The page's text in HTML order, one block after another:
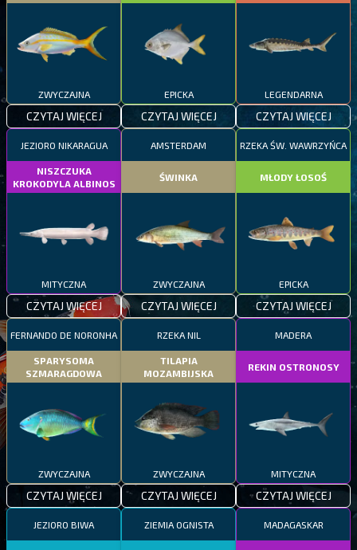
ZWYCZAJNA
CZYTAJ WIĘCEJ
EPICKA
CZYTAJ WIĘCEJ
LEGENDARNA
CZYTAJ WIĘCEJ
JEZIORO NIKARAGUA
NISZCZUKA
KROKODYLA ALBINOS
MITYCZNA
CZYTAJ WIĘCEJ
AMSTERDAM
ŚWINKA
ZWYCZAJNA
CZYTAJ WIĘCEJ
RZEKA ŚW. WAWRZYŃCA
MŁODY ŁOSOŚ
EPICKA
CZYTAJ WIĘCEJ
FERNANDO DE NORONHA
SPARYSOMA
SZMARAGDOWA
ZWYCZAJNA
CZYTAJ WIĘCEJ
RZEKA NIL
TILAPIA
MOZAMBIJSKA
ZWYCZAJNA
CZYTAJ WIĘCEJ
MADERA
REKIN OSTRONOSY
MITYCZNA
CZYTAJ WIĘCEJ
JEZIORO BIWA ZIEMIA OGNISTA MADAGASKAR